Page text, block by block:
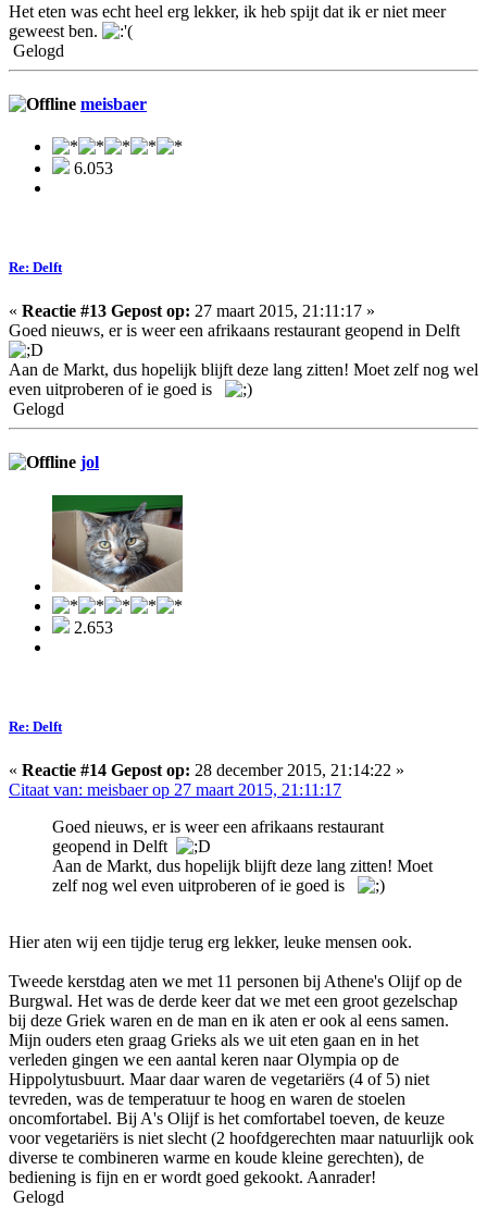
Het eten was echt heel erg lekker, ik heb spijt dat ik er niet meer
geweest ben.
Gelogd
meisbaer
6.053
Re: Delft
« Reactie #13 Gepost op: 27 maart 2015, 21:11:17 »
Goed nieuws, er is weer een afrikaans restaurant geopend in Delft
Aan de Markt, dus hopelijk blijft deze lang zitten! Moet zelf nog wel
even uitproberen of ie goed is
Gelogd
jol
2.653
Re: Delft
« Reactie #14 Gepost op: 28 december 2015, 21:14:22 »
Citaat van: meisbaer op 27 maart 2015, 21:11:17
Goed nieuws, er is weer een afrikaans restaurant
geopend in Delft
Aan de Markt, dus hopelijk blijft deze lang zitten! Moet
zelf nog wel even uitproberen of ie goed is
Hier aten wij een tijdje terug erg lekker, leuke mensen ook.
Tweede kerstdag aten we met 11 personen bij Athene's Olijf op de
Burgwal. Het was de derde keer dat we met een groot gezelschap
bij deze Griek waren en de man en ik aten er ook al eens samen.
Mijn ouders eten graag Grieks als we uit eten gaan en in het
verleden gingen we een aantal keren naar Olympia op de
Hippolytusbuurt. Maar daar waren de vegetariërs (4 of 5) niet
tevreden, was de temperatuur te hoog en waren de stoelen
oncomfortabel. Bij A's Olijf is het comfortabel toeven, de keuze
voor vegetariërs is niet slecht (2 hoofdgerechten maar natuurlijk ook
diverse te combineren warme en koude kleine gerechten), de
bediening is fijn en er wordt goed gekookt. Aanrader!
Gelogd